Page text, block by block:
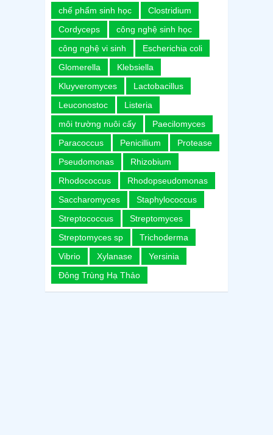
chế phẩm sinh học
Clostridium
Cordyceps
công nghệ sinh học
công nghệ vi sinh
Escherichia coli
Glomerella
Klebsiella
Kluyveromyces
Lactobacillus
Leuconostoc
Listeria
môi trường nuôi cấy
Paecilomyces
Paracoccus
Penicillium
Protease
Pseudomonas
Rhizobium
Rhodococcus
Rhodopseudomonas
Saccharomyces
Staphylococcus
Streptococcus
Streptomyces
Streptomyces sp
Trichoderma
Vibrio
Xylanase
Yersinia
Đông Trùng Hạ Thảo